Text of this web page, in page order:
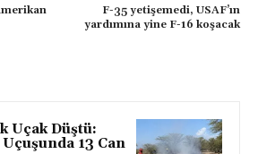
F-35 yetişemedi, USAF’ın
yardımına yine F-16 koşacak
Uçak Düştü:
13 Can